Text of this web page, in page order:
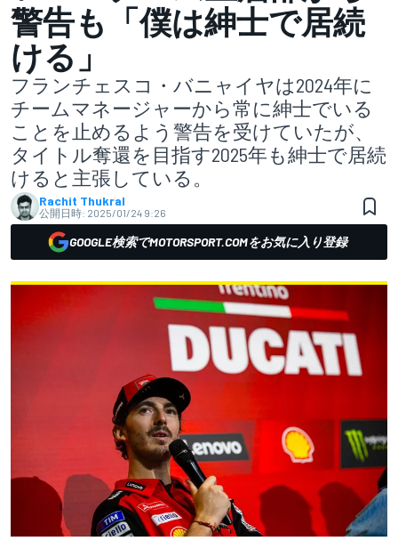
警告も「僕は紳士で居続
ける」
フランチェスコ・バニャイヤは2024年に
チームマネージャーから常に紳士でいる
ことを止めるよう警告を受けていたが、
タイトル奪還を目指す2025年も紳士で居続
けると主張している。
Rachit Thukral
公開日時: 2025/01/24 9:26
GOOGLE検索でMOTORSPORT.COMをお気に入り登録